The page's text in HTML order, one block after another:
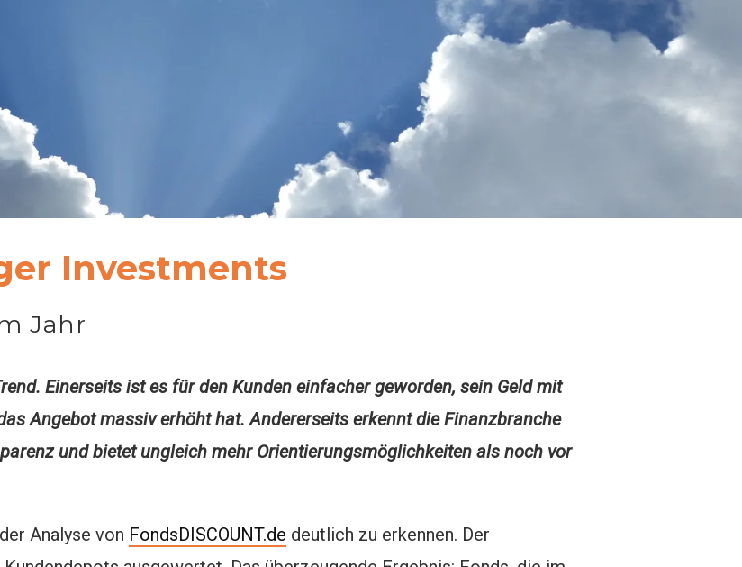
Investments
Jahr
Einerseits ist es für den Kunden einfacher geworden, sein Geld mit
Angebot massiv erhöht hat. Andererseits erkennt die Finanzbranche
und bietet ungleich mehr Orientierungsmöglichkeiten als noch vor
Analyse von FondsDISCOUNT.de deutlich zu erkennen. Der